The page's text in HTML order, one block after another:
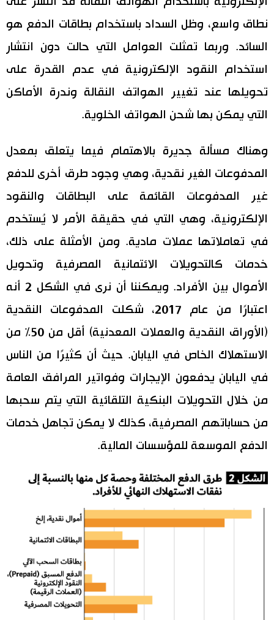
نطاق واسع، وظل السداد باستخدام بطاقات الدفع هو
السائد. وربما تمثلت العوامل التي حالت دون انتشار
استخدام النقود الإلكترونية في عدم القدرة على
تحويلها عند تغيير الهواتف النقالة وندرة الأماكن
التي يمكن بها شحن الهواتف الخلوية.
وهناك مسألة جديرة بالاهتمام فيما يتعلق بمعدل
المدفوعات الغير نقدية، وهي وجود طرق أخرى للدفع
غير المدفوعات القائمة على البطاقات والنقود
الإلكترونية، وهي التي في حقيقة الأمر لا يُستخدم
في تعاملاتها عملات مادية. ومن الأمثلة على ذلك،
خدمات كالتحويلات الائتمانية المصرفية وتحويل
الأموال بين الأفراد. ويمكننا أن نرى في الشكل 2 أنه
اعتبارًا من عام 2017، شكلت المدفوعات النقدية
(الأوراق النقدية والعملات المعدنية) أقل من 50% من
الاستهلاك الخاص في اليابان. حيث أن كثيرًا من الناس
في اليابان يدفعون الإيجارات وفواتير المرافق العامة
من خلال التحويلات البنكية التلقائية التي يتم سحبها
من حساباتهم المصرفية، كذلك لا يمكن تجاهل خدمات
الدفع الموسعة للمؤسسات المالية.